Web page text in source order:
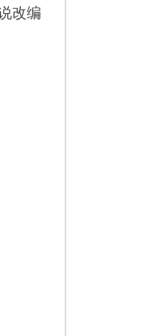
改编